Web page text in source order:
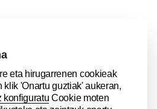
dirigido a impulsar y acelerar el